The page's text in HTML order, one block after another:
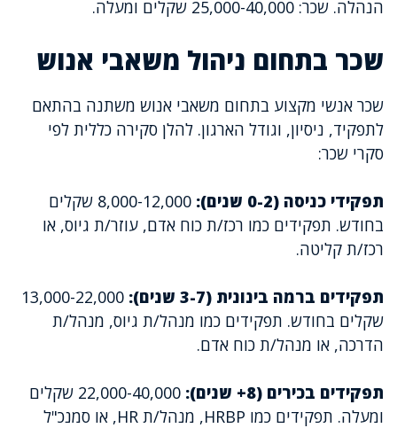
הנהלה. שכר: 25,000-40,000 שקלים ומעלה.
שכר בתחום ניהול משאבי אנוש
שכר אנשי מקצוע בתחום משאבי אנוש משתנה בהתאם
לתפקיד, ניסיון, וגודל הארגון. להלן סקירה כללית לפי
סקרי שכר:
תפקידי כניסה (0-2 שנים):
8,000-12,000 שקלים
בחודש. תפקידים כמו רכז/ת כוח אדם, עוזר/ת גיוס, או
רכז/ת קליטה.
תפקידים ברמה בינונית (3-7 שנים):
13,000-22,000
שקלים בחודש. תפקידים כמו מנהל/ת גיוס, מנהל/ת
הדרכה, או מנהל/ת כוח אדם.
תפקידים בכירים (8+ שנים):
22,000-40,000 שקלים
ומעלה. תפקידים כמו HRBP, מנהל/ת HR, או סמנכ"ל